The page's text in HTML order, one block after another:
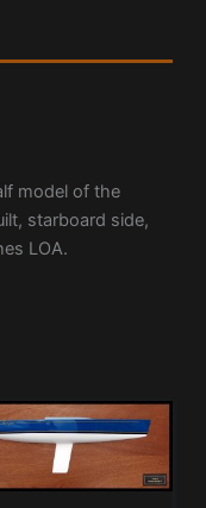
model of the
starboard side,
LOA.